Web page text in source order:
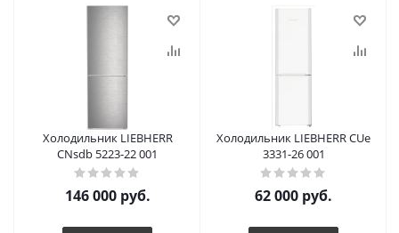
Холодильник LIEBHERR
CNsdb 5223-22 001
146 000руб.
Холодильник LIEBHERR CUe
3331-26 001
62 000 руб.